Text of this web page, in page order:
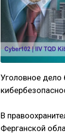
Уголовное
В
Ферганской